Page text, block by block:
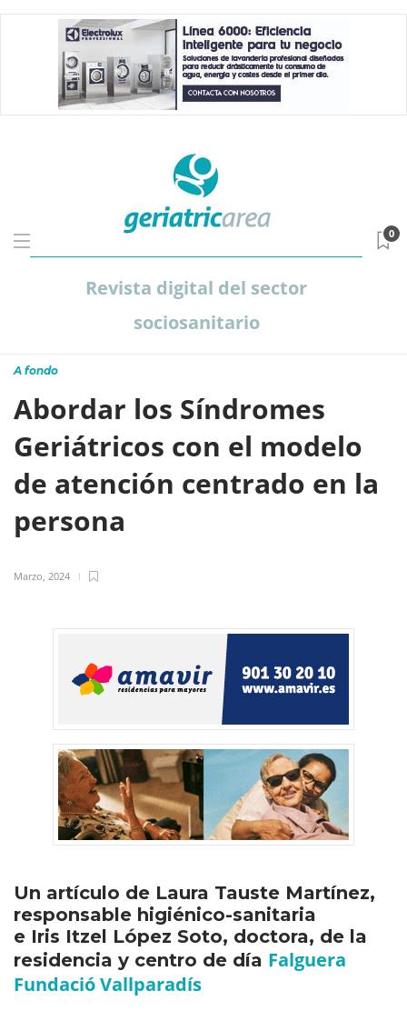
Revista digital del sector
sociosanitario
0
A fondo
Abordar los Síndromes
Geriátricos con el modelo
de atención centrado en la
persona
Marzo, 2024
Un artículo de Laura Tauste Martínez,
responsable higiénico-sanitaria
e Iris Itzel López Soto, doctora, de la
residencia y centro de día Falguera
Fundació Vallparadís